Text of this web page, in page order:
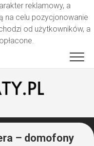
reklamowy, a
na celu pozycjonowanie
od użytkowników, a
– domofony